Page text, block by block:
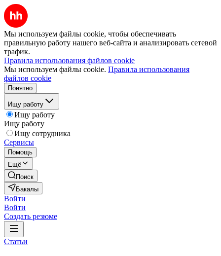
Мы используем файлы cookie, чтобы обеспечивать
правильную работу нашего веб-сайта и анализировать сетевой
трафик.
Правила использования файлов cookie
Мы используем файлы cookie. Правила использования
файлов cookie
Понятно
Ищу работу
Ищу работу
Ищу работу
Ищу сотрудника
Сервисы
Помощь
Ещё
Поиск
Бакалы
Войти
Войти
Создать резюме
Статьи